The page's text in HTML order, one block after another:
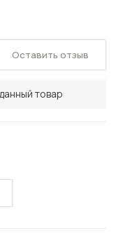
товар
Оставить отзыв